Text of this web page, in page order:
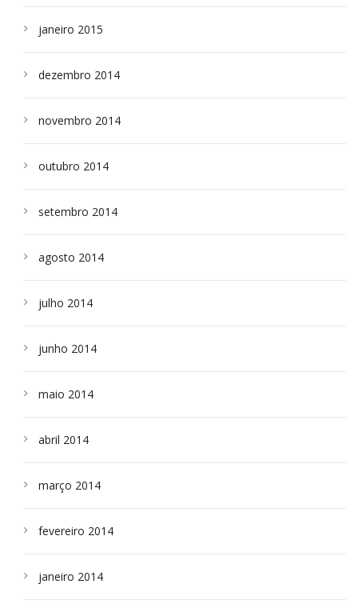
janeiro 2015
dezembro 2014
novembro 2014
outubro 2014
setembro 2014
agosto 2014
julho 2014
junho 2014
maio 2014
abril 2014
março 2014
fevereiro 2014
janeiro 2014